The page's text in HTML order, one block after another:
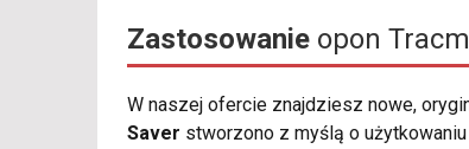
Zastosowanie opon
W naszej ofercie znajdziesz nowe,
Saver stworzono z myślą o